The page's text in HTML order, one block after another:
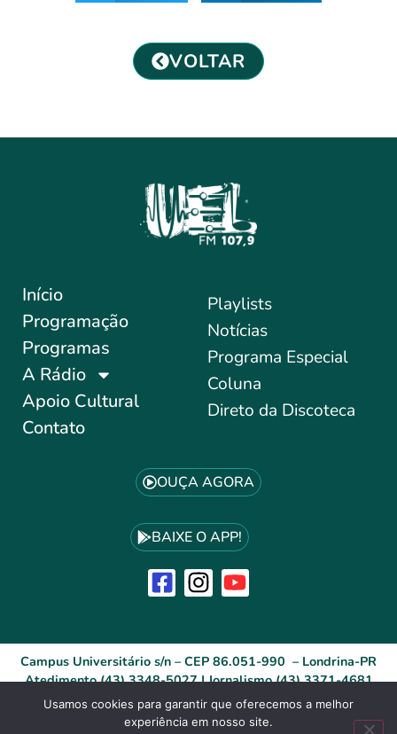
VOLTAR
Início
Programação
Programas
A Rádio
Apoio Cultural
Contato
Playlists
Notícias
Programa Especial
Coluna
Direto da Discoteca
OUÇA AGORA
BAIXE O APP!
Campus Universitário s/n – CEP 86.051-990 – Londrina-PR
Atedimento (43) 3348-5027 | Jornalismo (43) 3371-4681
Desenvolvido por: ID Agência Digital®
Usamos cookies para garantir que oferecemos a melhor
experiência em nosso site.